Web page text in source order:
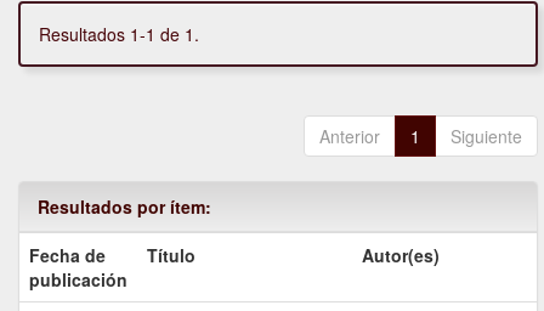
Resultados 1-1 de 1.
Anterior 1 Siguiente
Resultados por ítem:
Fecha de
publicación
Título Autor(es)